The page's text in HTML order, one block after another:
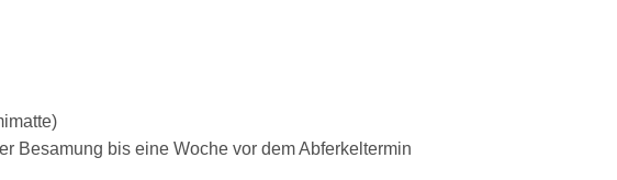
Besamung bis eine Woche vor dem Abferkeltermin